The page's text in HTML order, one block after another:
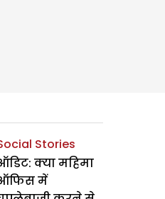
Stories
क्या महिमा
में